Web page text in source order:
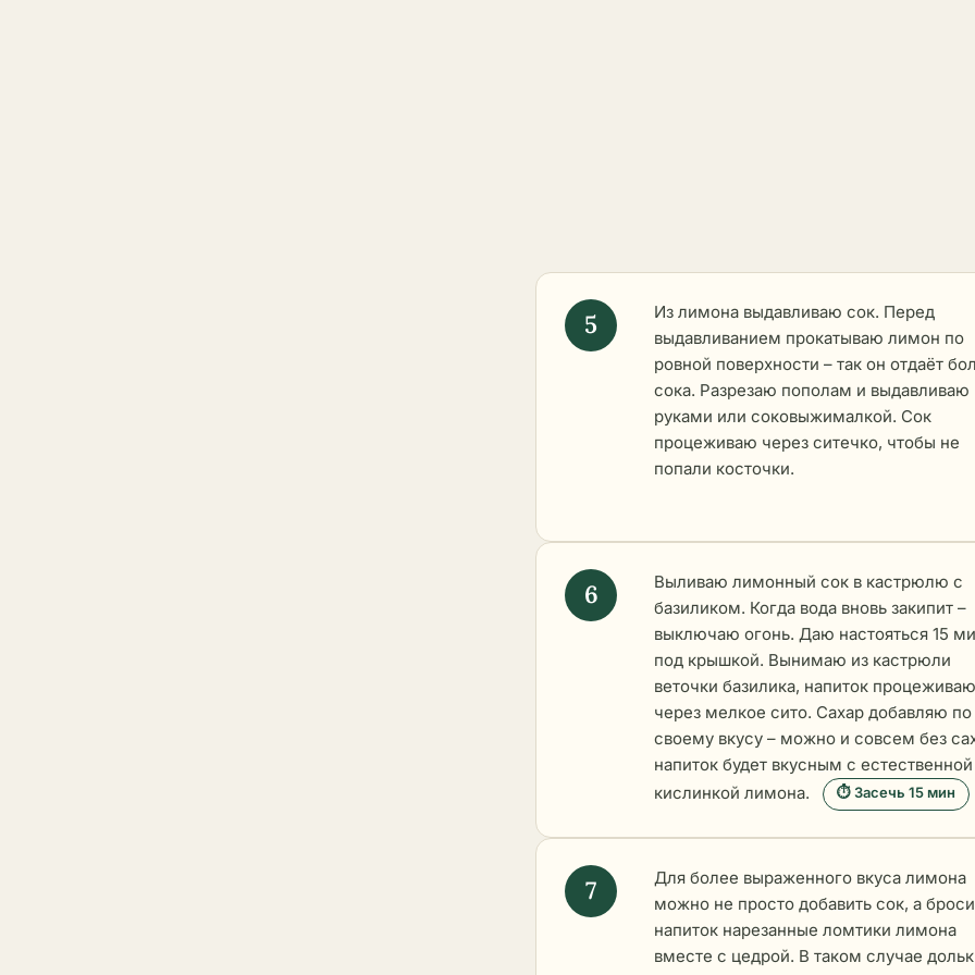
Из лимона выдавливаю сок. Перед
выдавливанием прокатываю лимон по
ровной поверхности – так он отдаёт
сока. Разрезаю пополам и выдавливаю
руками или соковыжималкой. Сок
процеживаю через ситечко, чтобы не
попали косточки.
Выливаю лимонный сок в кастрюлю с
базиликом. Когда вода вновь закипит –
выключаю огонь. Даю настояться 15
под крышкой. Вынимаю из кастрюли
веточки базилика, напиток процеживаю
через мелкое сито. Сахар добавляю по
своему вкусу – можно и совсем без
напиток будет вкусным с естественной
кислинкой лимона.
⏱ Засечь 15 мин
Для более выраженного вкуса лимона
можно не просто добавить сок, а
напиток нарезанные ломтики лимона
вместе с цедрой. В таком случае